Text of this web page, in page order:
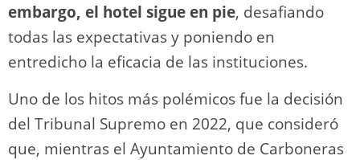
embargo, el hotel sigue en pie, desafiando
todas las expectativas y poniendo en
entredicho la eficacia de las instituciones.
Uno de los hitos más polémicos fue la decisión
del Tribunal Supremo en 2022, que consideró
que, mientras el Ayuntamiento de Carboneras